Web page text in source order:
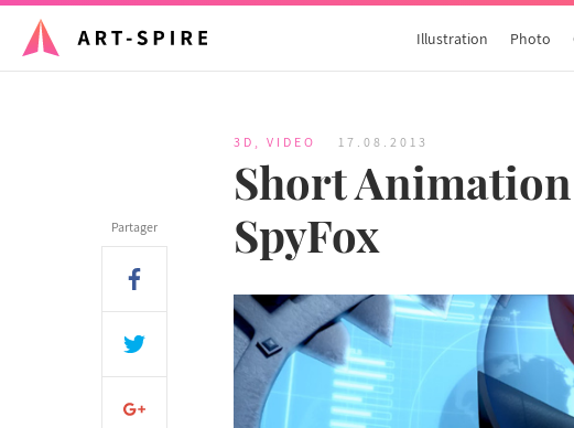
Illustration Photo
3D , VIDEO 17.08.2013
Short Animation
SpyFox
Partager